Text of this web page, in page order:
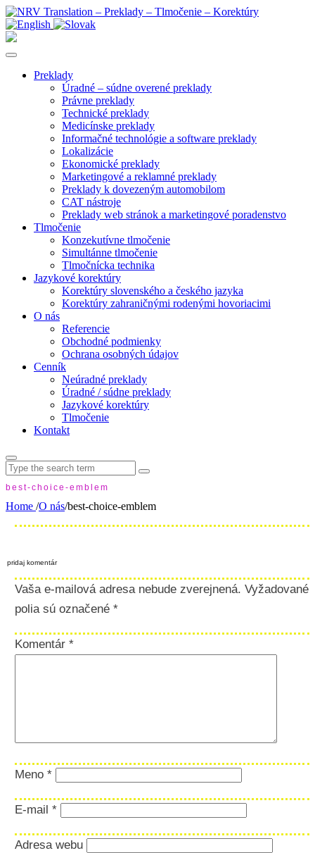
Preklady
Úradné – súdne overené preklady
Právne preklady
Technické preklady
Medicínske preklady
Informačné technológie a software preklady
Lokalizácie
Ekonomické preklady
Marketingové a reklamné preklady
Preklady k dovezeným automobilom
CAT nástroje
Preklady web stránok a marketingové poradenstvo
Tlmočenie
Konzekutívne tlmočenie
Simultánne tlmočenie
Tlmočnícka technika
Jazykové korektúry
Korektúry slovenského a českého jazyka
Korektúry zahraničnými rodenými hovoriacimi
O nás
Referencie
Obchodné podmienky
Ochrana osobných údajov
Cenník
Neúradné preklady
Úradné / súdne preklady
Jazykové korektúry
Tlmočenie
Kontakt
Search
for:
best-choice-emblem
Home /O nás/best-choice-emblem
pridaj komentár
Vaša e-mailová adresa nebude zverejnená. Vyžadované
polia sú označené *
Komentár *
Meno *
E-mail *
Adresa webu